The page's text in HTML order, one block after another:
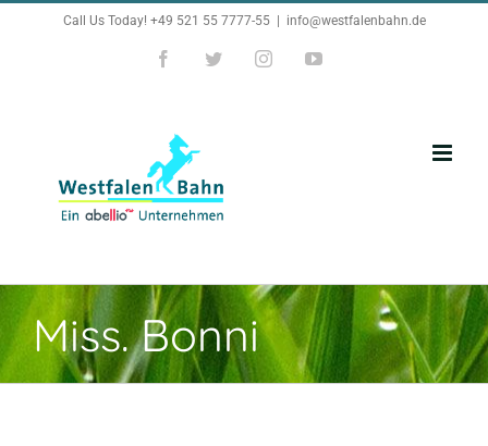
Call Us Today! +49 521 55 7777-55 info@westfalenbahn.de
FacebookTwitterInstagramYouTube
Miss. Bonni